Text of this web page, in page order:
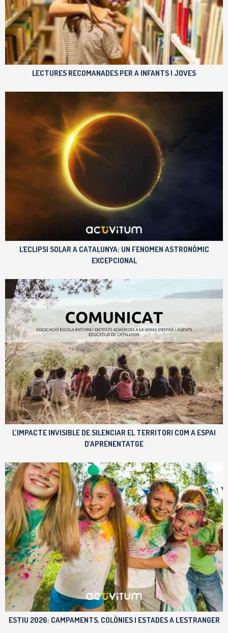
LECTURES RECOMANADES PER A INFANTS I JOVES
L'ECLIPSI SOLAR A CATALUNYA: UN FENOMEN ASTRONÒMIC
EXCEPCIONAL
L’IMPACTE INVISIBLE DE SILENCIAR EL TERRITORI COM A ESPAI
D’APRENENTATGE
ESTIU 2026: CAMPAMENTS, COLÒNIES I ESTADES A L'ESTRANGER